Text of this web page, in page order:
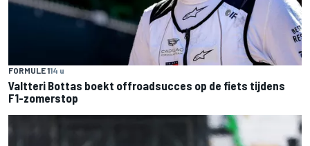
FORMULE 114 u
Valtteri Bottas boekt offroadsucces op de fiets tijdens
F1-zomerstop